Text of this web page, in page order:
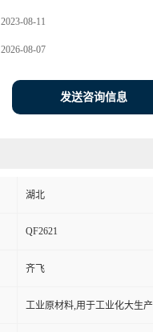
2023-08-11
2026-08-07
发送咨询信息
湖北
QF2621
齐飞
工业原材料,用于工业化大生产